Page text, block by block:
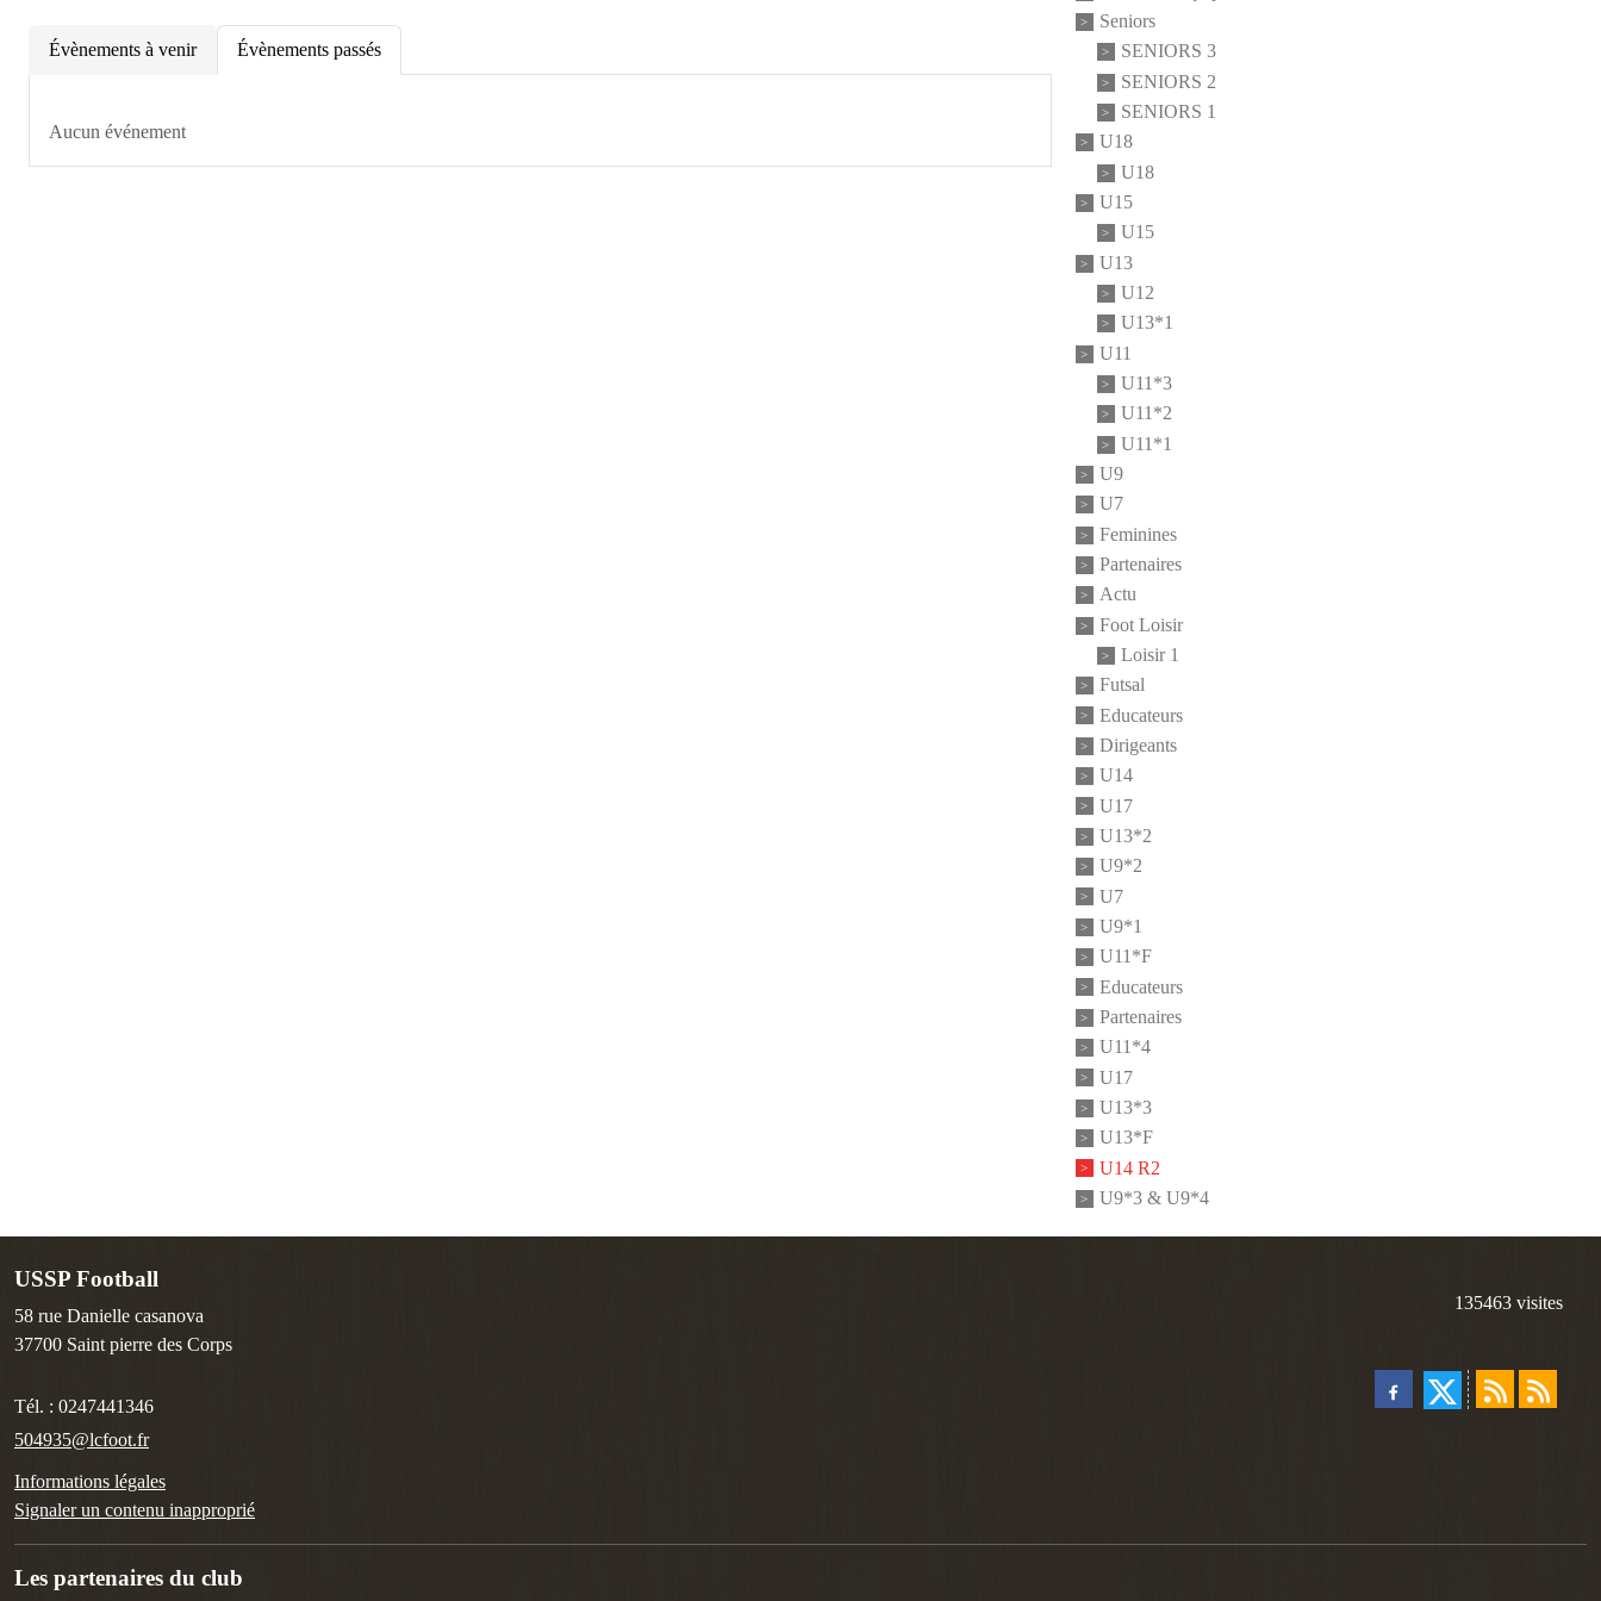
Évènements à venir Évènements passés
Aucun événement
Seniors
SENIORS 3
SENIORS 2
SENIORS 1
U18
U18
U15
U15
U13
U12
U13*1
U11
U11*3
U11*2
U11*1
U9
U7
Feminines
Partenaires
Actu
Foot Loisir
Loisir 1
Futsal
Educateurs
Dirigeants
U14
U17
U13*2
U9*2
U7
U9*1
U11*F
Educateurs
Partenaires
U11*4
U17
U13*3
U13*F
U14 R2
U9*3 & U9*4
USSP Football
58 rue Danielle casanova
37700 Saint pierre des Corps
Tél. : 0247441346
504935@lcfoot.fr
Informations légales
Signaler un contenu inapproprié
135463 visites
Les partenaires du club